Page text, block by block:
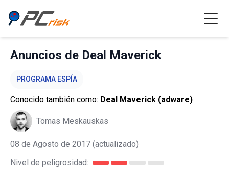
Anuncios de Deal Maverick
PROGRAMA ESPÍA
Conocido también como: Deal Maverick (adware)
Tomas Meskauskas
08 de Agosto de 2017 (actualizado)
Nivel de peligrosidad: